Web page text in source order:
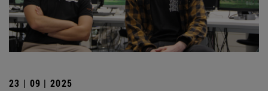
23 | 09 | 2025